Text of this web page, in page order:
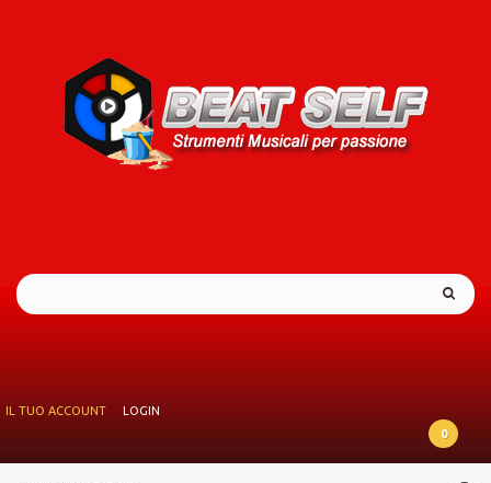
IL TUO ACCOUNT
LOGIN
0